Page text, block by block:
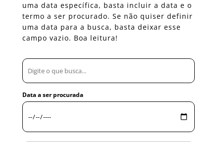
uma data específica, basta incluir a data e o
termo a ser procurado. Se não quiser definir
uma data para a busca, basta deixar esse
campo vazio. Boa leitura!